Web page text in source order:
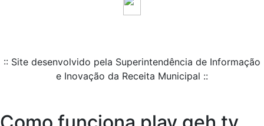
:: Site desenvolvido pela Superintendência de Informação
e Inovação da Receita Municipal ::